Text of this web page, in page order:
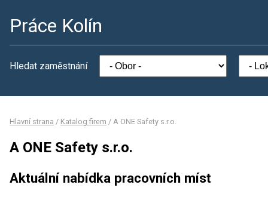
Práce Kolín
Hledat zaměstnání
Hlavní strana / Katalog firem / A ONE Safety s.r.o.
A ONE Safety s.r.o.
Aktuální nabídka pracovních míst